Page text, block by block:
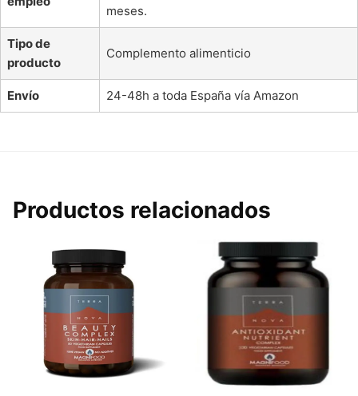
meses.
Tipo de
producto
Complemento alimenticio
Envío 24-48h a toda España vía Amazon
Productos relacionados